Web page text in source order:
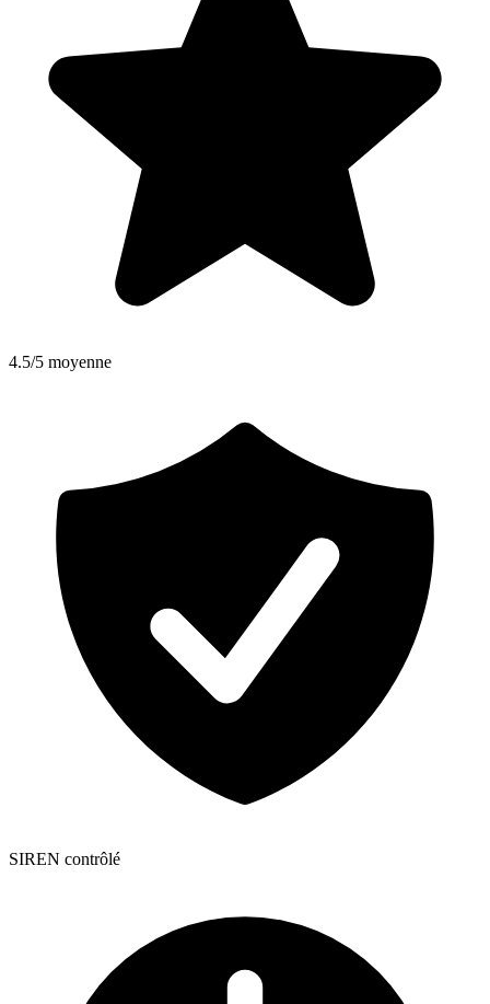
4.5/5 moyenne
SIREN contrôlé